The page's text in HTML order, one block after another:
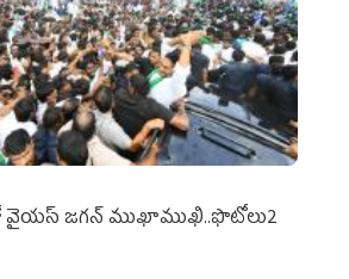
వైయ‌స్ జ‌గ‌న్ ముఖాముఖి..ఫొటోలు2